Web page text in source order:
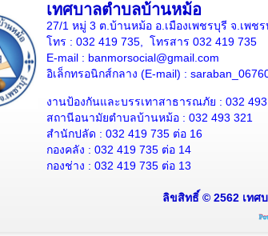
เทศบาลตำบลบ้านหม้อ
27/1 หมู่ 3 ต.บ้านหม้อ อ.เมืองเพชรบุรี จ.เพช
โทร : 032 419 735, โทรสาร 032 419 735
E-mail : banmorsocial@gmail.com
อิเล็กทรอนิกส์กลาง (E-mail) :
งานป้องกันและบรรเทาสาธารณภัย : 032
สถานีอนามัยตำบลบ้านหม้อ : 032 493 321
สำนักปลัด : 032 419 735 ต่อ 16
กองคลัง : 032 419 735 ต่อ 14
กองช่าง : 032 419 735 ต่อ 13
ลิขสิทธิ์ © 2562 เทศ